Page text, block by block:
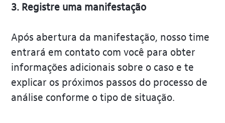
3. Registre uma manifestação
Após abertura da manifestação, nosso time
entrará em contato com você para obter
informações adicionais sobre o caso e te
explicar os próximos passos do processo de
análise conforme o tipo de situação.